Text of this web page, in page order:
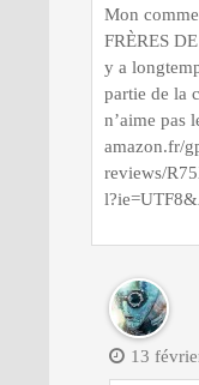
Mon
FRÈRES
y a
partie de la
n’aime pas
amazon.fr/
reviews/
13